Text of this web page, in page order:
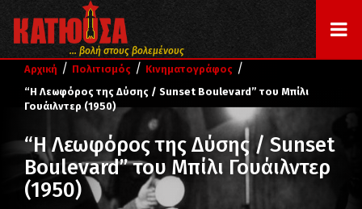
... βολή στους βολεμένους
Αρχική / Πολιτισμός / Κινηματογράφος /
“Η Λεωφόρος της Δύσης / Sunset Boulevard” του Μπίλι
Γουάιλντερ (1950)
“Η Λεωφόρος της Δύσης / Sunset
Boulevard” του Μπίλι Γουάιλντερ
(1950)